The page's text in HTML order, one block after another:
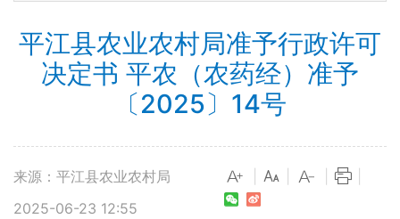
平江县农业农村局准予行政许可
决定书 平农（农药经）准予
〔2025〕14号
来源：平江县农业农村局
2025-06-23 12:55